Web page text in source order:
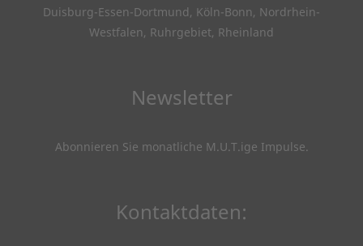
Duisburg-Essen-Dortmund, Köln-Bonn, Nordrhein-
Westfalen, Ruhrgebiet, Rheinland
Newsletter
Abonnieren Sie monatliche M.U.T.ige Impulse
Kontaktdaten: